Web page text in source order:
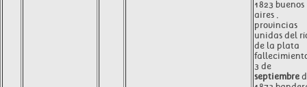
1823 buenos
aires ,
provincias
unidas del
de la plata
3 de
septiembre